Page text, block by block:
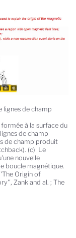
lignes de champ
à la surface du
de champ
de champ produit
(c) Le
nouvelle
boucle magnétique.
Origin of
Zank and al. ; The